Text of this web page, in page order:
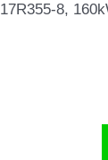
8,